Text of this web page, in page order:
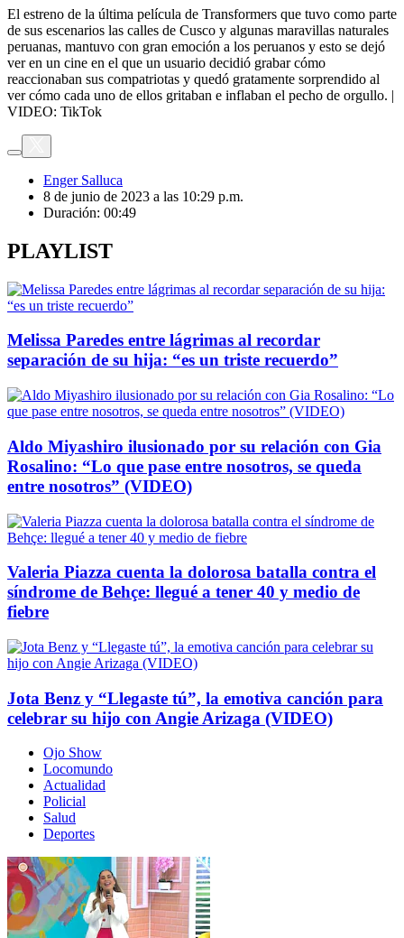
El estreno de la última película de Transformers que tuvo como parte
de sus escenarios las calles de Cusco y algunas maravillas naturales
peruanas, mantuvo con gran emoción a los peruanos y esto se dejó
ver en un cine en el que un usuario decidió grabar cómo
reaccionaban sus compatriotas y quedó gratamente sorprendido al
ver cómo cada uno de ellos gritaban e inflaban el pecho de orgullo. |
VIDEO: TikTok
Enger Salluca
8 de junio de 2023 a las 10:29 p.m.
Duración: 00:49
PLAYLIST
Melissa Paredes entre lágrimas al recordar
separación de su hija: “es un triste recuerdo”
Aldo Miyashiro ilusionado por su relación con Gia
Rosalino: “Lo que pase entre nosotros, se queda
entre nosotros” (VIDEO)
Valeria Piazza cuenta la dolorosa batalla contra el
síndrome de Behçe: llegué a tener 40 y medio de
fiebre
Jota Benz y “Llegaste tú”, la emotiva canción para
celebrar su hijo con Angie Arizaga (VIDEO)
Ojo Show
Locomundo
Actualidad
Policial
Salud
Deportes